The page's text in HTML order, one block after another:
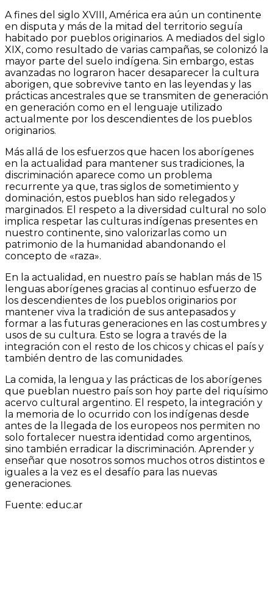
A fines del siglo XVIII, América era aún un continente
en disputa y más de la mitad del territorio seguía
habitado por pueblos originarios. A mediados del siglo
XIX, como resultado de varias campañas, se colonizó la
mayor parte del suelo indígena. Sin embargo, estas
avanzadas no lograron hacer desaparecer la cultura
aborigen, que sobrevive tanto en las leyendas y las
prácticas ancestrales que se transmiten de generación
en generación como en el lenguaje utilizado
actualmente por los descendientes de los pueblos
originarios.
Más allá de los esfuerzos que hacen los aborígenes
en la actualidad para mantener sus tradiciones, la
discriminación aparece como un problema
recurrente ya que, tras siglos de sometimiento y
dominación, estos pueblos han sido relegados y
marginados. El respeto a la diversidad cultural no solo
implica respetar las culturas indígenas presentes en
nuestro continente, sino valorizarlas como un
patrimonio de la humanidad abandonando el
concepto de «raza».
En la actualidad, en nuestro país se hablan más de 15
lenguas aborígenes gracias al continuo esfuerzo de
los descendientes de los pueblos originarios por
mantener viva la tradición de sus antepasados y
formar a las futuras generaciones en las costumbres y
usos de su cultura. Esto se logra a través de la
integración con el resto de los chicos y chicas el país y
también dentro de las comunidades.
La comida, la lengua y las prácticas de los aborígenes
que pueblan nuestro país son hoy parte del riquísimo
acervo cultural argentino. El respeto, la integración y
la memoria de lo ocurrido con los indígenas desde
antes de la llegada de los europeos nos permiten no
solo fortalecer nuestra identidad como argentinos,
sino también erradicar la discriminación. Aprender y
enseñar que nosotros somos muchos otros distintos e
iguales a la vez es el desafío para las nuevas
generaciones.
Fuente: educ.ar